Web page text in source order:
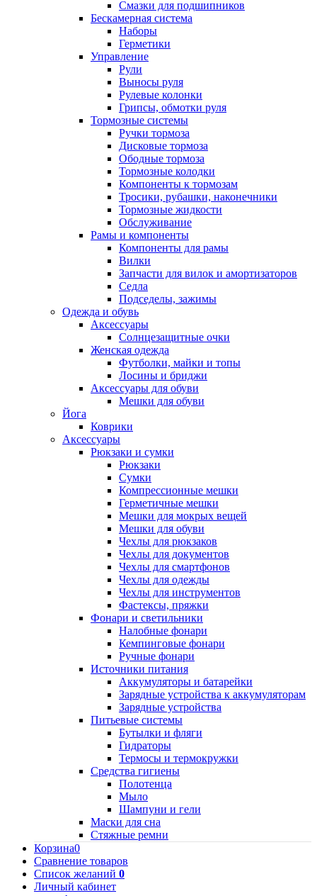
Смазки для подшипников
Бескамерная система
Наборы
Герметики
Управление
Рули
Выносы руля
Рулевые колонки
Грипсы, обмотки руля
Тормозные системы
Ручки тормоза
Дисковые тормоза
Ободные тормоза
Тормозные колодки
Компоненты к тормозам
Тросики, рубашки, наконечники
Тормозные жидкости
Обслуживание
Рамы и компоненты
Компоненты для рамы
Вилки
Запчасти для вилок и амортизаторов
Седла
Подседелы, зажимы
Одежда и обувь
Аксессуары
Солнцезащитные очки
Женская одежда
Футболки, майки и топы
Лосины и бриджи
Аксессуары для обуви
Мешки для обуви
Йога
Коврики
Аксессуары
Рюкзаки и сумки
Рюкзаки
Сумки
Компрессионные мешки
Герметичные мешки
Мешки для мокрых вещей
Мешки для обуви
Чехлы для рюкзаков
Чехлы для документов
Чехлы для смартфонов
Чехлы для одежды
Чехлы для инструментов
Фастексы, пряжки
Фонари и светильники
Налобные фонари
Кемпинговые фонари
Ручные фонари
Источники питания
Аккумуляторы и батарейки
Зарядные устройства к аккумуляторам
Зарядные устройства
Питьевые системы
Бутылки и фляги
Гидраторы
Термосы и термокружки
Средства гигиены
Полотенца
Мыло
Шампуни и гели
Маски для сна
Стяжные ремни
Корзина0
Сравнение товаров
Список желаний 0
Личный кабинет